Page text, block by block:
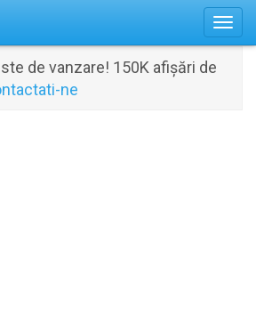
de vanzare! 150K afișări de
ne